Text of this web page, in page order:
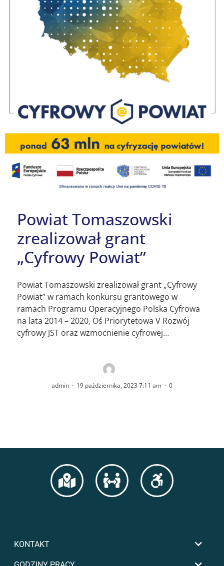
Powiat Tomaszowski
zrealizował grant
„Cyfrowy Powiat”
Powiat Tomaszowski zrealizował grant „Cyfrowy
Powiat” w ramach konkursu grantowego w
ramach Programu Operacyjnego Polska Cyfrowa
na lata 2014 – 2020, Oś Priorytetowa V Rozwój
cyfrowy JST oraz wzmocnienie cyfrowej…
admin · 19 października, 2023 7:11 am · 0
KONTAKT